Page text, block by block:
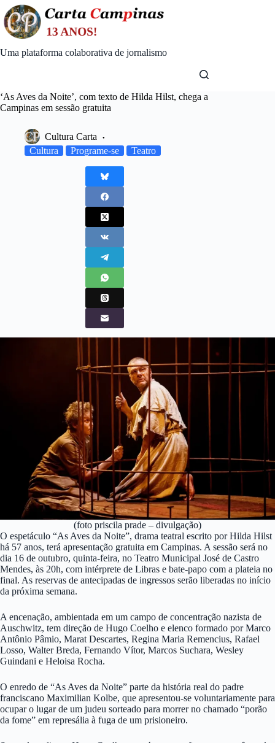
Skip
to
content
Uma plataforma colaborativa de jornalismo
‘As Aves da Noite’, com texto de Hilda Hilst, chega a
Campinas em sessão gratuita
Cultura Carta
Cultura
Programe-se Teatro
(foto priscila prade – divulgação)
O espetáculo “As Aves da Noite”, drama teatral escrito por Hilda Hilst
há 57 anos, terá apresentação gratuita em Campinas. A sessão será no
dia 16 de outubro, quinta-feira, no Teatro Municipal José de Castro
Mendes, às 20h, com intérprete de Libras e bate-papo com a plateia no
final. As reservas de antecipadas de ingressos serão liberadas no início
da próxima semana.
A encenação, ambientada em um campo de concentração nazista de
Auschwitz, tem direção de Hugo Coelho e elenco formado por Marco
Antônio Pâmio, Marat Descartes, Regina Maria Remencius, Rafael
Losso, Walter Breda, Fernando Vítor, Marcos Suchara, Wesley
Guindani e Heloisa Rocha.
O enredo de “As Aves da Noite” parte da história real do padre
franciscano Maximilian Kolbe, que apresentou-se voluntariamente para
ocupar o lugar de um judeu sorteado para morrer no chamado “porão
da fome” em represália à fuga de um prisioneiro.